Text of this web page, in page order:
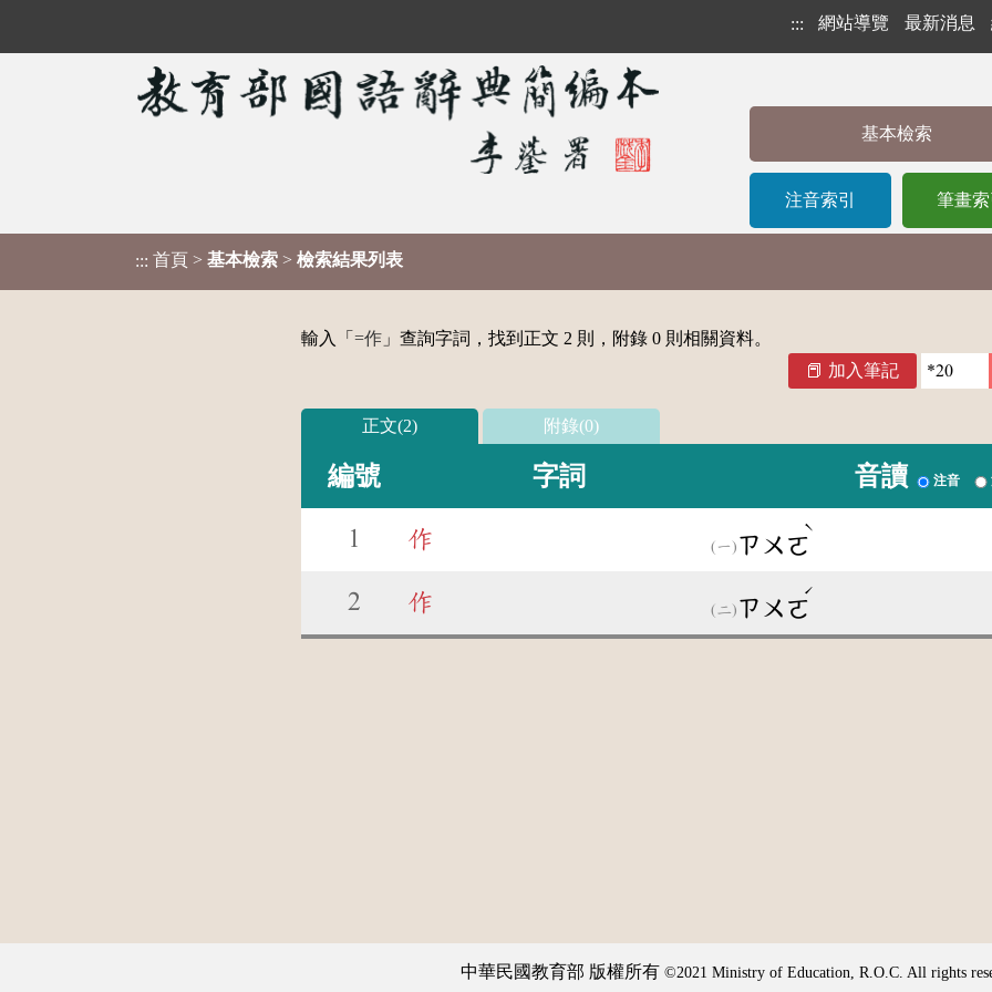
::: 網站導覽 最新消息
基本檢索
注音索引 筆畫索
::: 首頁 > 基本檢索 > 檢索結果列表
輸入「 =作 」查詢字詞，找到正文 2 則，附錄 0 則相關資料。
加入筆記
正文(2) 附錄(0)
編號 字詞 音讀 注音
1 作 ㄗㄨㄛ
ˋ
2 作 ㄗㄨㄛ
ˊ
中華民國教育部 版權所有 ©2021 Ministry of Education, R.O.C. All rights